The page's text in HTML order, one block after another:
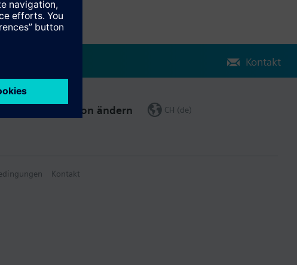
Kontakt
Region ändern CH (de)
Kontakt